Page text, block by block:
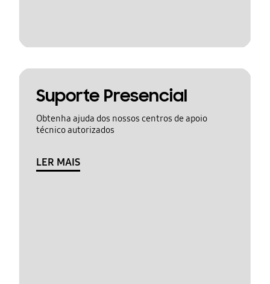
Suporte Presencial
Obtenha ajuda dos nossos centros de apoio
técnico autorizados
LER MAIS